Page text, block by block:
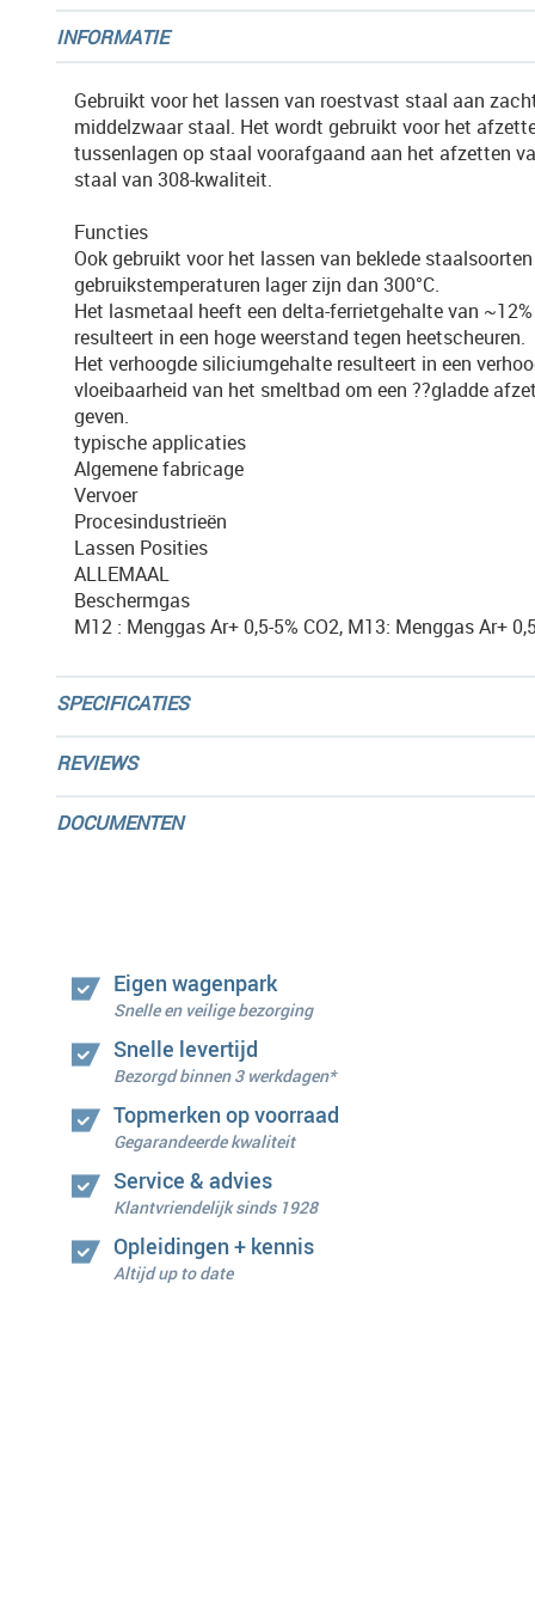
afbeeldingen-
gallerij
INFORMATIE
Gebruikt voor het lassen van roestvast staal aan
middelzwaar staal. Het wordt gebruikt voor het
tussenlagen op staal voorafgaand aan het afzetten
staal van 308-kwaliteit.
Functies
Ook gebruikt voor het lassen van beklede
gebruikstemperaturen lager zijn dan 300°C.
Het lasmetaal heeft een delta-ferrietgehalte van
resulteert in een hoge weerstand tegen heetscheuren.
Het verhoogde siliciumgehalte resulteert in een
vloeibaarheid van het smeltbad om een ??gladde
geven.
typische applicaties
Algemene fabricage
Vervoer
Procesindustrieën
Lassen Posities
ALLEMAAL
Beschermgas
M12 : Menggas Ar+ 0,5-5% CO2, M13: Menggas Ar+
SPECIFICATIES
REVIEWS
DOCUMENTEN
Eigen wagenpark
Snelle en veilige bezorging
Snelle levertijd
Bezorgd binnen 3 werkdagen*
Topmerken op voorraad
Gegarandeerde kwaliteit
Service & advies
Klantvriendelijk sinds 1928
Opleidingen + kennis
Altijd up to date